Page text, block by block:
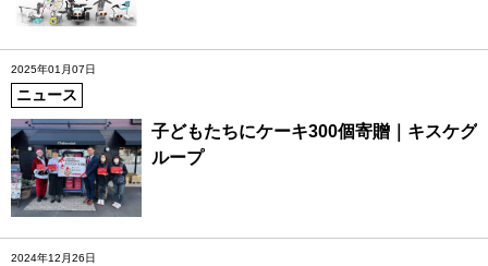
2025年01月07日
ニュース
子どもたちにケーキ300個寄贈｜キスケグ
ループ
2024年12月26日